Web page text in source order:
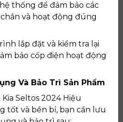
thống để đảm bảo các
và hoạt động đúng
lắp đặt và kiểm tra lại
bảo cốp điện hoạt động
Và Bảo Trì Sản Phẩm
Seltos 2024 Hiệu
tốt và bền bỉ, bạn cần lưu